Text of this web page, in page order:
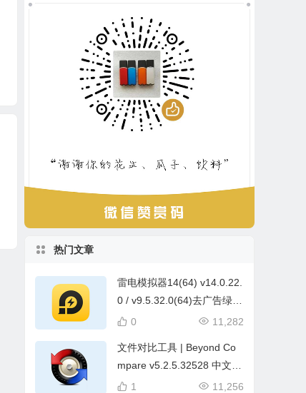
热门文章
雷电模拟器14(64) v14.0.22.
0 / v9.5.32.0(64)去广告绿色
纯净版
11,282
0
文件对比工具 | Beyond Co
mpare v5.2.5.32528 中文破
解绿色版
11,256
1